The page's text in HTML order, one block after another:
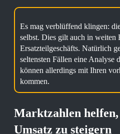
Es mag verblüffend klingen:
selbst. Dies gilt auch in weiten
Ersatzteilgeschäfts. Natürlich
seltensten Fällen eine Analyse
können allerdings mit Ihren
kommen.
Marktzahlen
Umsatz zu steigern